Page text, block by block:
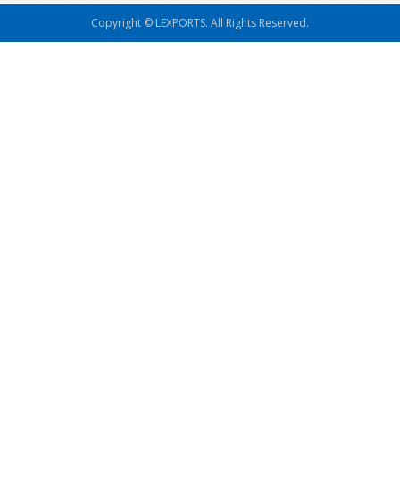
Copyright © LEXPORTS. All Rights Reserved.